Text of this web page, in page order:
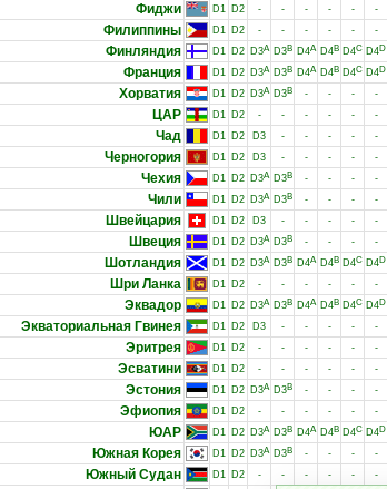
Фиджи D1 D2 - - - - - -
Филиппины D1 D2 - - - - - -
Финляндия D1 D2 D3A D3B D4A D4B D4C D4D
Франция D1 D2 D3A D3B D4A D4B D4C D4D
Хорватия D1 D2 D3A D3B - - - -
ЦАР D1 D2 - - - - - -
Чад D1 D2 D3 - - - - -
Черногория D1 D2 D3 - - - - -
Чехия D1 D2 D3A D3B - - - -
Чили D1 D2 D3A D3B - - - -
Швейцария D1 D2 D3 - - - - -
Швеция D1 D2 D3A D3B - - - -
Шотландия D1 D2 D3A D3B D4A D4B D4C D4D
Шри Ланка D1 D2 - - - - - -
Эквадор D1 D2 D3A D3B D4A D4B D4C D4D
Экваториальная Гвинея D1 D2 D3 - - - - -
Эритрея D1 D2 - - - - - -
Эсватини D1 D2 - - - - - -
Эстония D1 D2 D3A D3B - - - -
Эфиопия D1 D2 - - - - - -
ЮАР D1 D2 D3A D3B D4A D4B D4C D4D
Южная Корея D1 D2 D3A D3B - - - -
Южный Судан D1 D2 - - - - - -